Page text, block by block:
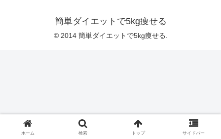
簡単ダイエットで5kg痩せる
© 2014 簡単ダイエットで5kg痩せる.
ホーム 検索 トップ サイドバー